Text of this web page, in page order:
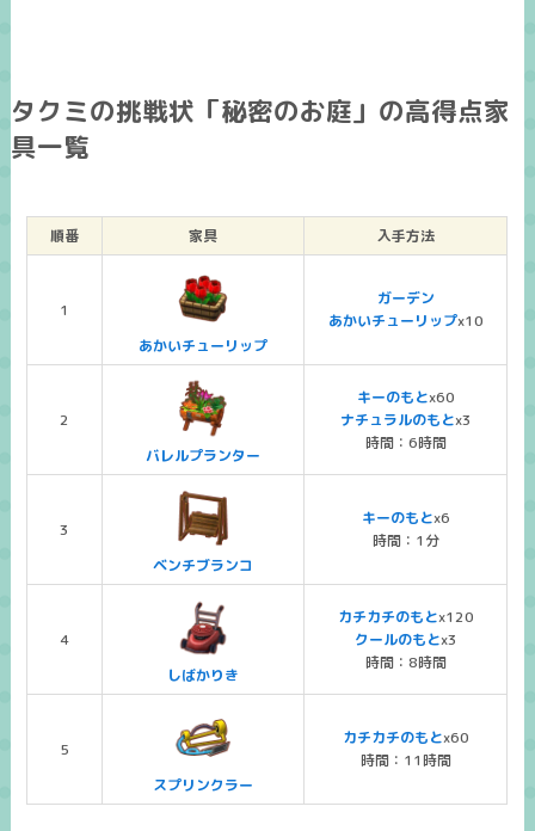
タクミの挑戦状「秘密のお庭」の高得点家
具一覧
順番 家具 入手方法
1
あかいチューリップ
ガーデン
あかいチューリップx10
2
バレルプランター
キーのもとx60
ナチュラルのもとx3
時間：6時間
3
ベンチブランコ
キーのもとx6
時間：1分
4
しばかりき
カチカチのもとx120
クールのもとx3
時間：8時間
5
スプリンクラー
カチカチのもとx60
時間：11時間